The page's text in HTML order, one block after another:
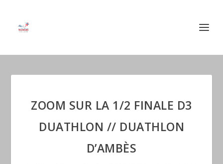
ZOOM SUR LA 1/2 FINALE D3
DUATHLON // DUATHLON
D’AMBÈS